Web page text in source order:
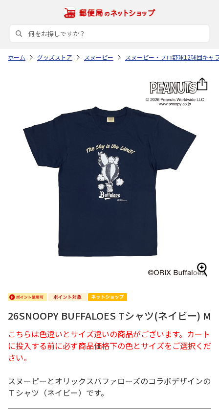
ホーム グッズストア スヌーピー スヌーピー・プロ野球12球団キャ
26SNOOPY BUFFALOES Tシャツ(ネイビー) M
こちらは色違いとサイズ違いの商品がございます。カート
に投入する前に必ず商品価格下の色とサイズをご選択くだ
さい。
スヌーピーとオリックスバファローズのコラボデザインの
Ｔシャツ（ネイビー）です。